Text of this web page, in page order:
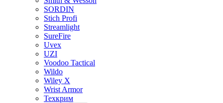
SORDIN
Stich Profi
Streamlight
SureFire
Uvex
UZI
Voodoo Tactical
Wildo
Wiley X
Wrist Armor
Техкрим